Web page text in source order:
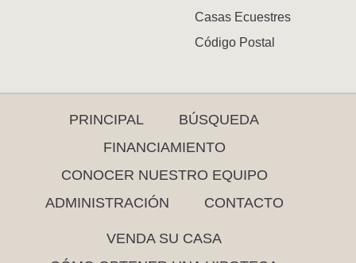
Casas Ecuestres
Código Postal
PRINCIPAL
BÚSQUEDA
FINANCIAMIENTO
CONOCER NUESTRO EQUIPO
ADMINISTRACIÓN
CONTACTO
VENDA SU CASA